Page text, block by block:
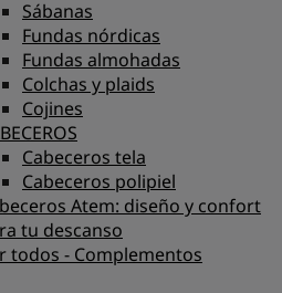
Sábanas
Fundas nórdicas
Fundas almohadas
Colchas y plaids
Cojines
Cabeceros tela
Cabeceros polipiel
Atem: diseño y confort
tu descanso
todos - Complementos